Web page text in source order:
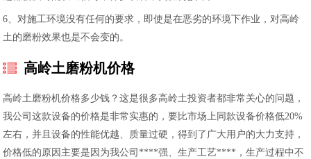
6、对施工环境没有任何的要求，即使是在恶劣的环境下作业，对高岭
土的磨粉效果也是不会变的。
高岭土磨粉机价格
高岭土磨粉机价格多少钱？这是很多高岭土投资者都非常关心的问题，
我公司这款设备的价格是非常实惠的，要比市场上同款设备价格低20%
左右，并且设备的性能优越、质量过硬，得到了广大用户的大力支持，
价格低的原因主要是因为我公司****强、生产工艺****，生产过程中不